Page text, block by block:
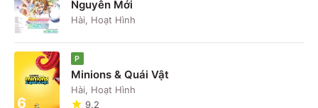
5
Nguyên Mới
Hài, Hoạt Hình
6
P
Minions & Quái Vật
Hài, Hoạt Hình
9.2